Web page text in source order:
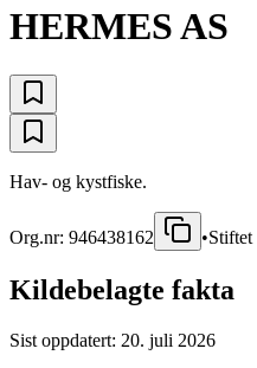
HERMES AS
Hav- og kystfiske.
Org.nr: 946438162 •Stiftet
Kildebelagte fakta
Sist oppdatert: 20. juli 2026